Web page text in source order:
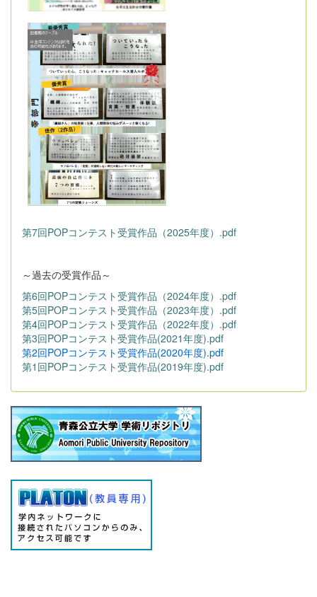
第7回POPコンテスト受賞作品（2025年度）.pdf
～過去の受賞作品～
第6回POPコンテスト受賞作品（2024年度）.pdf
第5回POPコンテスト受賞作品（2023年度）.pdf
第4回POPコンテスト受賞作品（2022年度）.pdf
第3回POPコンテスト受賞作品(2021年度).pdf
第2回POPコンテスト受賞作品(2020年度).pdf
第1回POPコンテスト受賞作品(2019年度).pdf